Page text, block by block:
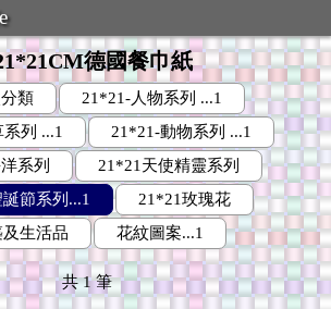
德國餐巾紙
類
21*21-人物系列 ...1
列 ...1
21*21-動物系列 ...1
系列
21*21天使精靈系列
節系列...1
21*21玫瑰花
生活品
花紋圖案...1
共1筆